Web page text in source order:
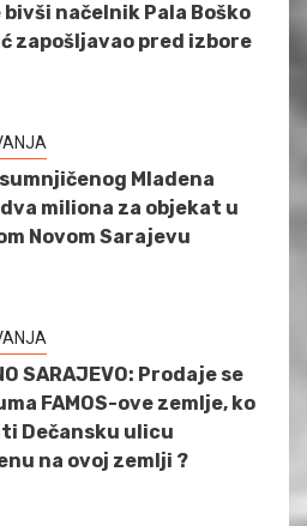
bivši načelnik Pala Boško
zapošljavao pred izbore
Mladena
miliona za objekat u
Novom Sarajevu
SARAJEVO: Prodaje se
FAMOS-ove zemlje, ko
Dečansku ulicu
na ovoj zemlji ?